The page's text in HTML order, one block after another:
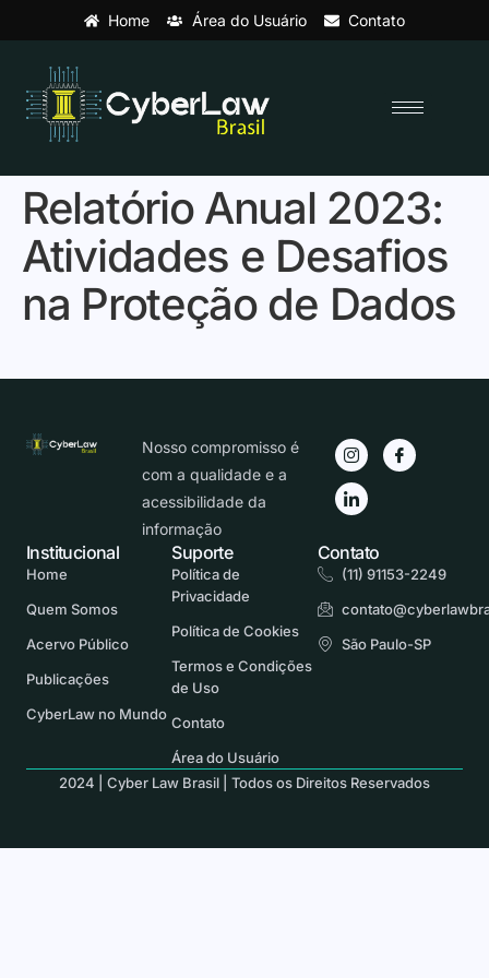
Home Área do Usuário Contato
Relatório Anual 2023:
Atividades e Desafios
na Proteção de Dados
Nosso compromisso é
com a qualidade e a
acessibilidade da
informação
Suporte
Política de
Privacidade
Política de Cookies
Termos e Condições
de Uso
Contato
Área do Usuário
Contato
(11) 91153-2249
São Paulo-SP
Institucional
Home
Quem Somos
Acervo Público
Publicações
CyberLaw no Mundo
2024 | Cyber Law Brasil | Todos os Direitos Reservados